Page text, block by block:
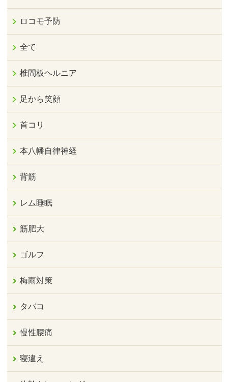
ロコモ予防
全て
椎間板ヘルニア
足から笑顔
首コリ
本八幡自律神経
背筋
レム睡眠
筋肥大
ゴルフ
梅雨対策
タバコ
慢性腰痛
寝違え